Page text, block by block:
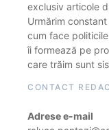
exclusiv articole
Urmărim
cum face
îi formează pe
care trăim sunt
CONTACT
Adrese e-mail